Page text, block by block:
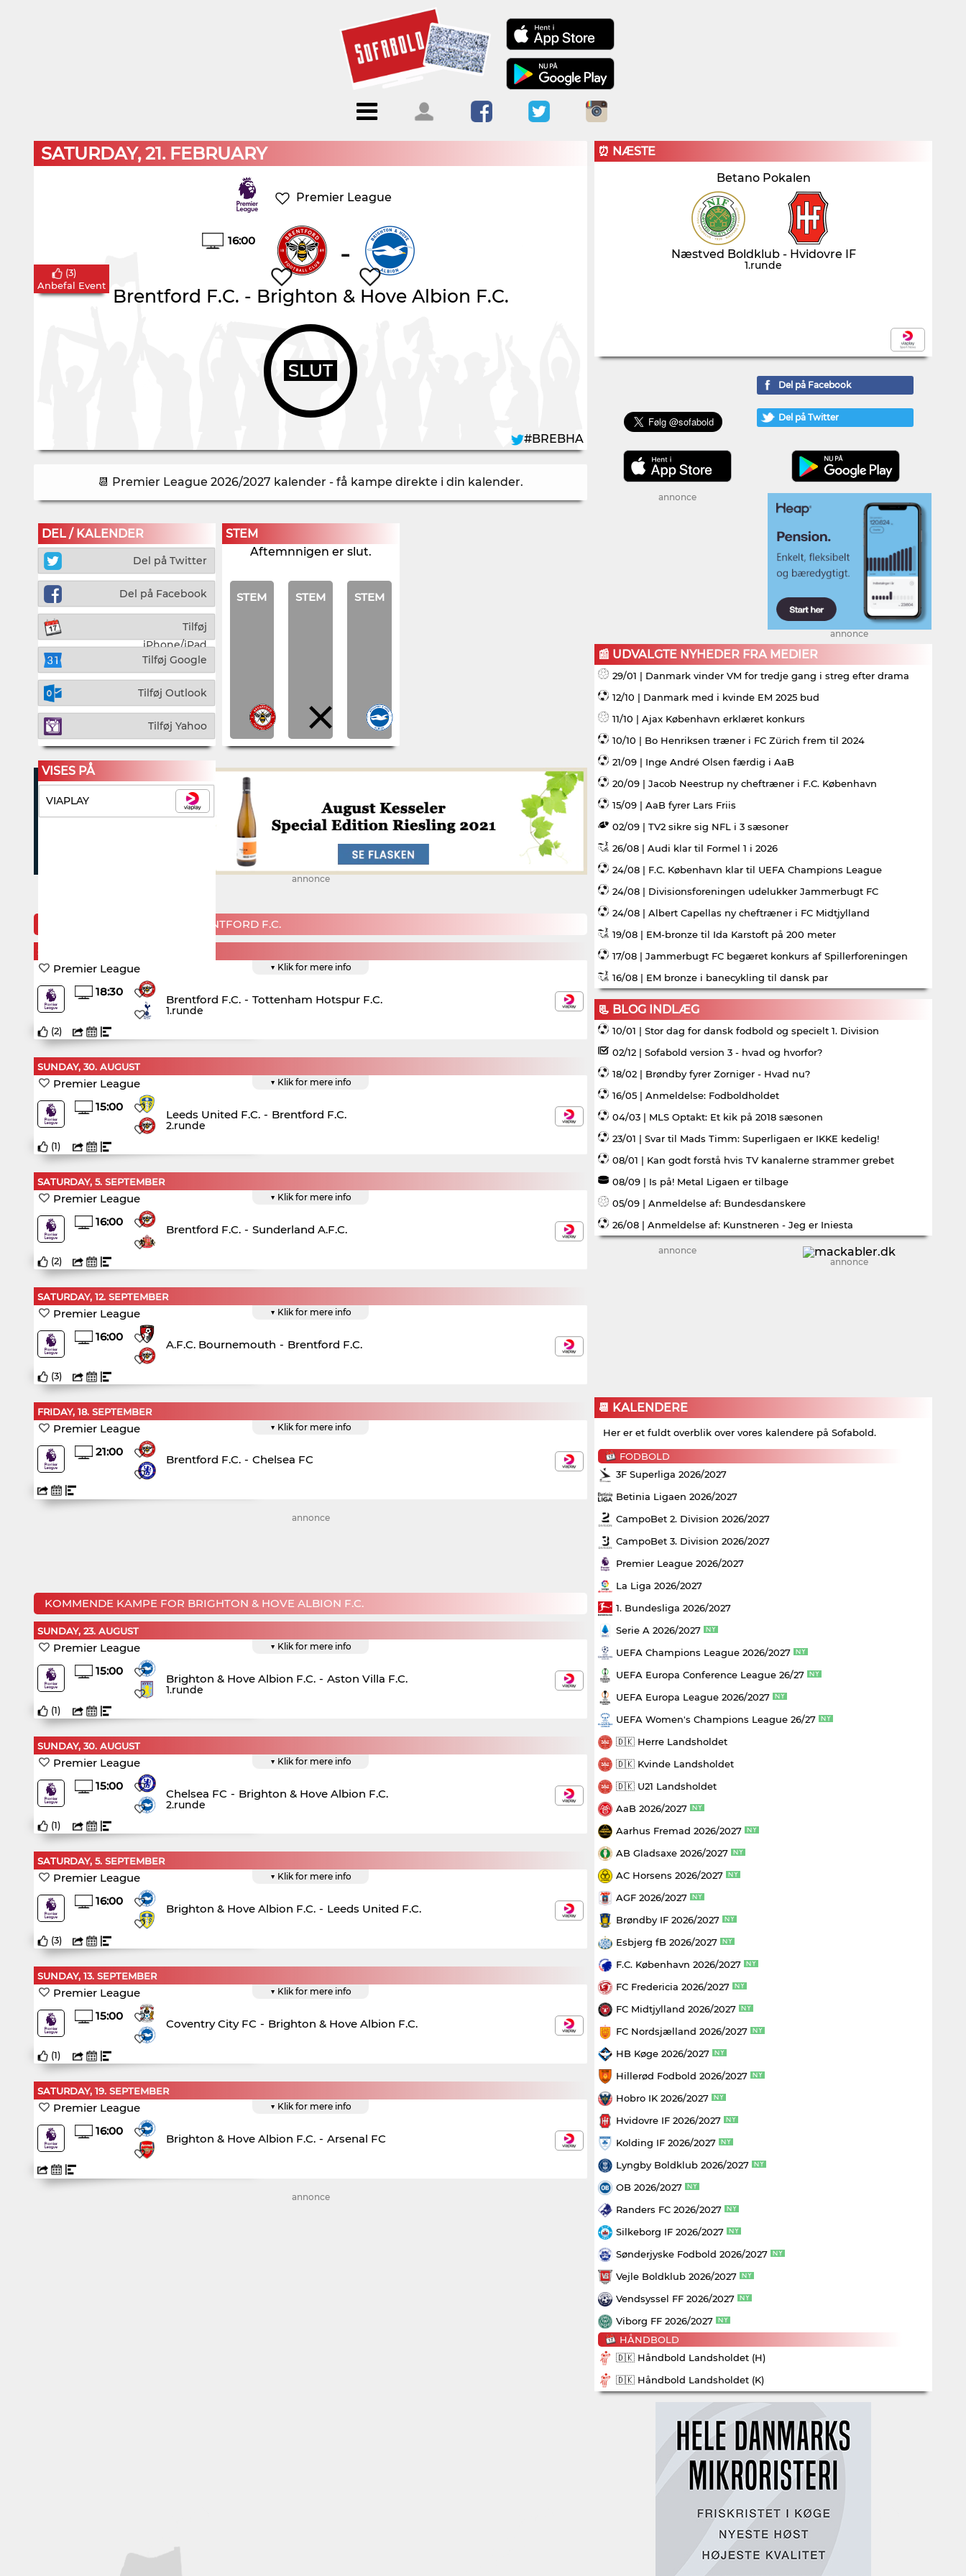
Menu
Forside Kalendere
Blogs
Om
Sofabold
Kontakt
Log ind
SATURDAY, 21. FEBRUARY
Premier League
16:00 -
Brentford F.C. - Brighton & Hove Albion F.C.
SLUT
(3)
Anbefal Event
#BREBHA
📆 Premier League 2026/2027 kalender - få kampe direkte i din kalender.
DEL / KALENDER
Del på Twitter
Del på Facebook
Tilføj
iPhone/iPad
Tilføj Google
Tilføj Outlook
Tilføj Yahoo
STEM
Aftemnnigen er slut.
STEM STEM STEM
VISES PÅ
VIAPLAY
annonce
KOMMENDE KAMPE FOR BRENTFORD F.C.
SATURDAY, 22. AUGUST
▼ Klik for mere info
Premier League
18:30
Brentford F.C. - Tottenham Hotspur F.C.
1.runde
(2)
SUNDAY, 30. AUGUST
▼ Klik for mere info
Premier League
15:00
Leeds United F.C. - Brentford F.C.
2.runde
(1)
SATURDAY, 5. SEPTEMBER
▼ Klik for mere info
Premier League
16:00
Brentford F.C. - Sunderland A.F.C.
(2)
SATURDAY, 12. SEPTEMBER
▼ Klik for mere info
Premier League
16:00
A.F.C. Bournemouth - Brentford F.C.
(3)
FRIDAY, 18. SEPTEMBER
▼ Klik for mere info
Premier League
21:00
Brentford F.C. - Chelsea FC
annonce
KOMMENDE KAMPE FOR BRIGHTON & HOVE ALBION F.C.
SUNDAY, 23. AUGUST
▼ Klik for mere info
Premier League
15:00
Brighton & Hove Albion F.C. - Aston Villa F.C.
1.runde
(1)
SUNDAY, 30. AUGUST
▼ Klik for mere info
Premier League
15:00
Chelsea FC - Brighton & Hove Albion F.C.
2.runde
(1)
SATURDAY, 5. SEPTEMBER
▼ Klik for mere info
Premier League
16:00
Brighton & Hove Albion F.C. - Leeds United F.C.
(3)
SUNDAY, 13. SEPTEMBER
▼ Klik for mere info
Premier League
15:00
Coventry City FC - Brighton & Hove Albion F.C.
(1)
SATURDAY, 19. SEPTEMBER
▼ Klik for mere info
Premier League
16:00
Brighton & Hove Albion F.C. - Arsenal FC
annonce
⏰ NÆSTE
Betano Pokalen
Næstved Boldklub - Hvidovre IF
1.runde
Del på Facebook
Del på Twitter
annonce
annonce
📰 UDVALGTE NYHEDER FRA MEDIER
29/01 | Danmark vinder VM for tredje gang i streg efter drama
12/10 | Danmark med i kvinde EM 2025 bud
11/10 | Ajax København erklæret konkurs
10/10 | Bo Henriksen træner i FC Zürich frem til 2024
21/09 | Inge André Olsen færdig i AaB
20/09 | Jacob Neestrup ny cheftræner i F.C. København
15/09 | AaB fyrer Lars Friis
02/09 | TV2 sikre sig NFL i 3 sæsoner
26/08 | Audi klar til Formel 1 i 2026
24/08 | F.C. København klar til UEFA Champions League
24/08 | Divisionsforeningen udelukker Jammerbugt FC
24/08 | Albert Capellas ny cheftræner i FC Midtjylland
19/08 | EM-bronze til Ida Karstoft på 200 meter
17/08 | Jammerbugt FC begæret konkurs af Spillerforeningen
16/08 | EM bronze i banecykling til dansk par
📃 BLOG INDLÆG
10/01 | Stor dag for dansk fodbold og specielt 1. Division
02/12 | Sofabold version 3 - hvad og hvorfor?
18/02 | Brøndby fyrer Zorniger - Hvad nu?
16/05 | Anmeldelse: Fodboldholdet
04/03 | MLS Optakt: Et kik på 2018 sæsonen
23/01 | Svar til Mads Timm: Superligaen er IKKE kedelig!
08/01 | Kan godt forstå hvis TV kanalerne strammer grebet
08/09 | Is på! Metal Ligaen er tilbage
05/09 | Anmeldelse af: Bundesdanskere
26/08 | Anmeldelse af: Kunstneren - Jeg er Iniesta
annonce
annonce
📆 KALENDERE
Her er et fuldt overblik over vores kalendere på Sofabold.
FODBOLD
3F Superliga 2026/2027
Betinia Ligaen 2026/2027
CampoBet 2. Division 2026/2027
CampoBet 3. Division 2026/2027
Premier League 2026/2027
La Liga 2026/2027
1. Bundesliga 2026/2027
Serie A 2026/2027
UEFA Champions League 2026/2027
UEFA Europa Conference League 26/27
UEFA Europa League 2026/2027
UEFA Women's Champions League 26/27
🇩🇰 Herre Landsholdet
🇩🇰 Kvinde Landsholdet
🇩🇰 U21 Landsholdet
AaB 2026/2027
Aarhus Fremad 2026/2027
AB Gladsaxe 2026/2027
AC Horsens 2026/2027
AGF 2026/2027
Brøndby IF 2026/2027
Esbjerg fB 2026/2027
F.C. København 2026/2027
FC Fredericia 2026/2027
FC Midtjylland 2026/2027
FC Nordsjælland 2026/2027
HB Køge 2026/2027
Hillerød Fodbold 2026/2027
Hobro IK 2026/2027
Hvidovre IF 2026/2027
Kolding IF 2026/2027
Lyngby Boldklub 2026/2027
OB 2026/2027
Randers FC 2026/2027
Silkeborg IF 2026/2027
Sønderjyske Fodbold 2026/2027
Vejle Boldklub 2026/2027
Vendsyssel FF 2026/2027
Viborg FF 2026/2027
HÅNDBOLD
🇩🇰 Håndbold Landsholdet (H)
🇩🇰 Håndbold Landsholdet (K)